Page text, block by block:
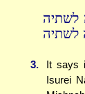
לשתיה
לשתיה
3.
It says
Isurei